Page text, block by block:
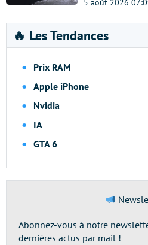
5 août 2026
🔥 Les Tendances
Prix RAM
Apple iPhone
Nvidia
IA
GTA 6
Abonnez-vous à notre
dernières actus par mail !